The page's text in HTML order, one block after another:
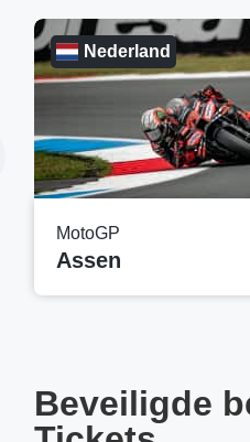
Nederland
MotoGP
Assen
Beveiligde